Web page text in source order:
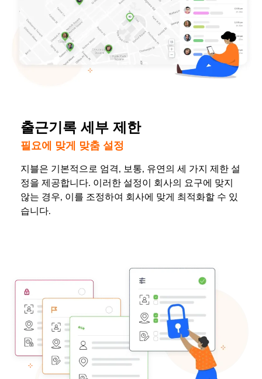
출근기록 세부 제한
필요에 맞게 맞춤 설정
지블은 기본적으로 엄격, 보통, 유연의 세 가지 제한 설
정을 제공합니다. 이러한 설정이 회사의 요구에 맞지
않는 경우, 이를 조정하여 회사에 맞게 최적화할 수 있
습니다.